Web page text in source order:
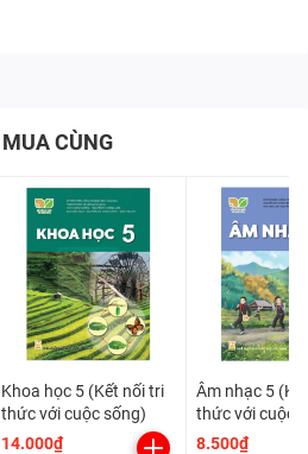
CÙNG
Khoa học 5 (Kết nối tri
thức với cuộc sống)
14.000₫
Âm nhạc 5
thức với cuộc
8.500₫